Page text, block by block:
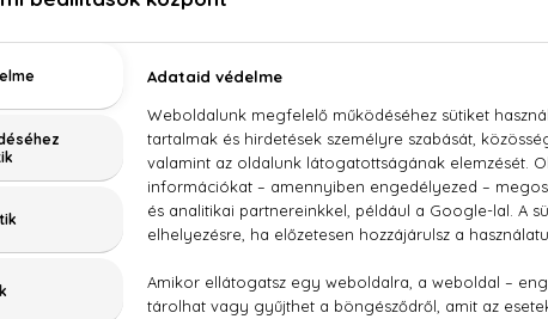
REAL TIME
Sajnos jelenleg a márka egyetlen terméke sem
Termékajánlataink megtekintéséhez válasszon az alábbi
KOZMETIKUMOK SMINK